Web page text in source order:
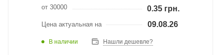
от 30000 0.35 грн.
Цена актуальная на 09.08.26
В наличии Нашли дешевле?